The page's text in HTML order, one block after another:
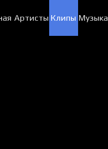
Артисты Клипы Музыка